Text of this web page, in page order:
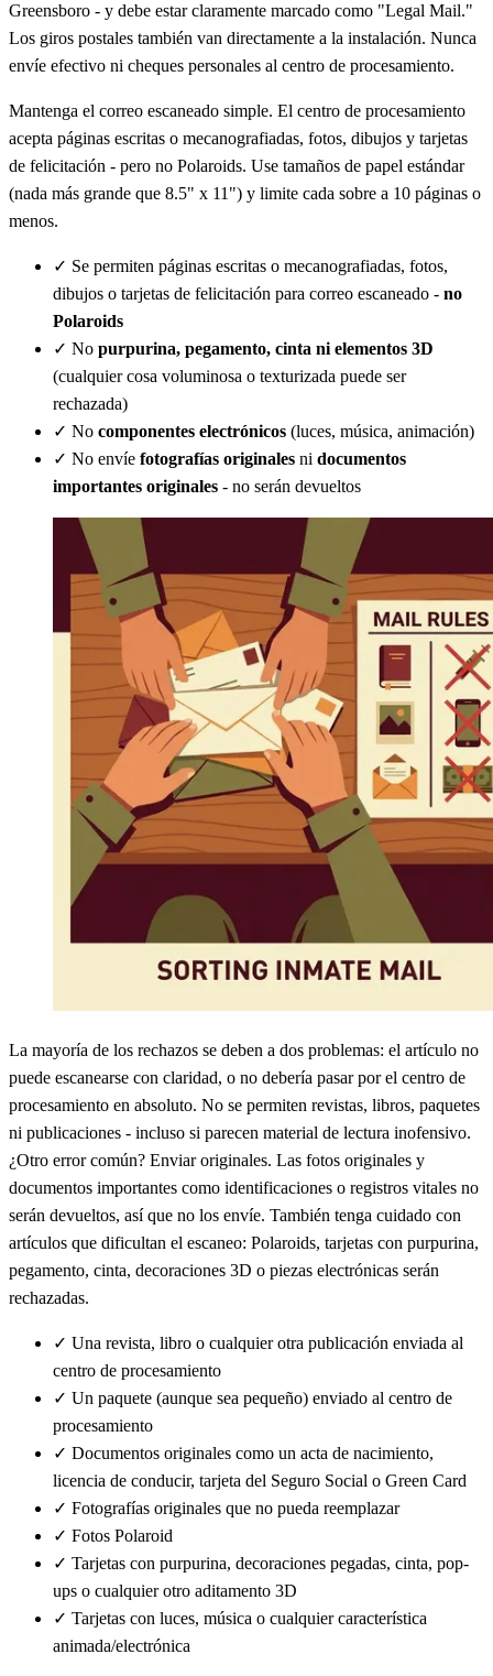
Greensboro - y debe estar claramente marcado como "Legal Mail."
Los giros postales también van directamente a la instalación. Nunca
envíe efectivo ni cheques personales al centro de procesamiento.
Mantenga el correo escaneado simple. El centro de procesamiento
acepta páginas escritas o mecanografiadas, fotos, dibujos y tarjetas
de felicitación - pero no Polaroids. Use tamaños de papel estándar
(nada más grande que 8.5" x 11") y limite cada sobre a 10 páginas o
menos.
✓ Se permiten páginas escritas o mecanografiadas, fotos,
dibujos o tarjetas de felicitación para correo escaneado - no
Polaroids
✓ No purpurina, pegamento, cinta ni elementos 3D
(cualquier cosa voluminosa o texturizada puede ser
rechazada)
✓ No componentes electrónicos (luces, música, animación)
✓ No envíe fotografías originales ni documentos
importantes originales - no serán devueltos
La mayoría de los rechazos se deben a dos problemas: el artículo no
puede escanearse con claridad, o no debería pasar por el centro de
procesamiento en absoluto. No se permiten revistas, libros, paquetes
ni publicaciones - incluso si parecen material de lectura inofensivo.
¿Otro error común? Enviar originales. Las fotos originales y
documentos importantes como identificaciones o registros vitales no
serán devueltos, así que no los envíe. También tenga cuidado con
artículos que dificultan el escaneo: Polaroids, tarjetas con purpurina,
pegamento, cinta, decoraciones 3D o piezas electrónicas serán
rechazadas.
✓ Una revista, libro o cualquier otra publicación enviada al
centro de procesamiento
✓ Un paquete (aunque sea pequeño) enviado al centro de
procesamiento
✓ Documentos originales como un acta de nacimiento,
licencia de conducir, tarjeta del Seguro Social o Green Card
✓ Fotografías originales que no pueda reemplazar
✓ Fotos Polaroid
✓ Tarjetas con purpurina, decoraciones pegadas, cinta, pop-
ups o cualquier otro aditamento 3D
✓ Tarjetas con luces, música o cualquier característica
animada/electrónica